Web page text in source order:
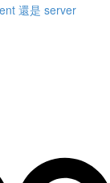
還是 server